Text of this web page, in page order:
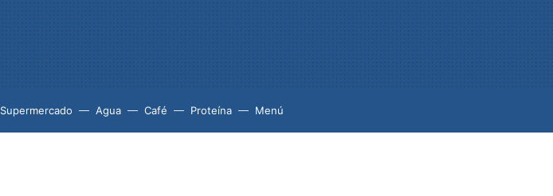
Supermercado Agua Café Proteína Menú